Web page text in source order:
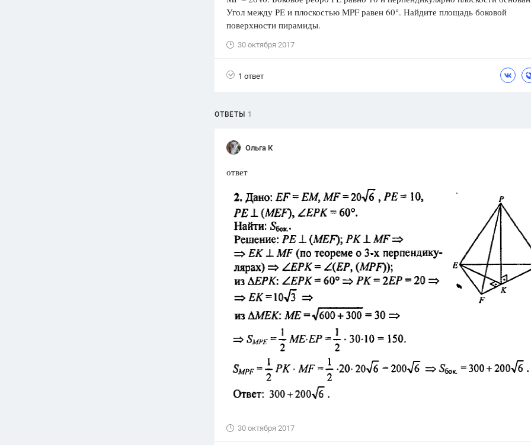
1752 ответа
ГИА
Цветков Л. А.
Угол между РЕ и плоскостью MPF равен 60°. Найдите площадь боковой
поверхности пирамиды.
30 октября 2017
1 ответ
ОТВЕТЫ 1
Ольга К
ответ
30 октября 2017